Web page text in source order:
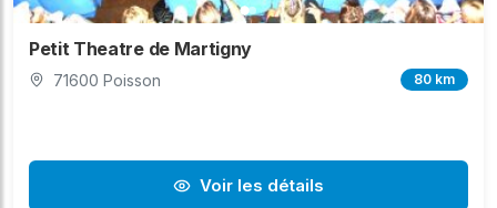
Petit Theatre de Martigny
71600 Poisson 80 km
Voir les détails